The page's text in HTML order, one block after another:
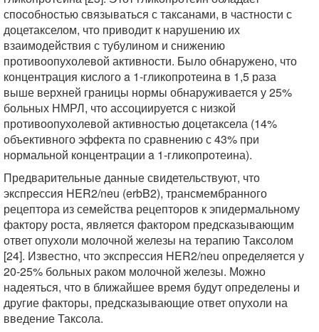
способностью связываться с таксанами, в частности с
доцетакселом, что приводит к нарушению их
взаимодействия с тубулином и снижению
противоопухолевой активности. Было обнаружено, что
концентрация кислого a 1-гликопротеина в 1,5 раза
выше верхней границы нормы обнаруживается у 25%
больных НМРЛ, что ассоциируется с низкой
противоопухолевой активностью доцетаксела (14%
объективного эффекта по сравнению с 43% при
нормальной концентрации a 1-гликопротеина).
Предварительные данные свидетельствуют, что
экспрессия HER2/neu (erbB2), трансмембранного
рецептора из семейства рецепторов к эпидермальному
фактору роста, является фактором предсказывающим
ответ опухоли молочной железы на терапию Таксолом
[24]. Известно, что экспрессия HER2/neu определяется у
20-25% больных раком молочной железы. Можно
надеяться, что в ближайшее время будут определены и
другие факторы, предсказывающие ответ опухоли на
введение Таксола.